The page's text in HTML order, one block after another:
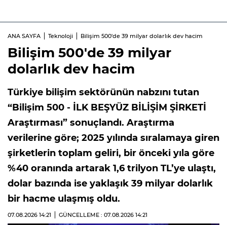
ANA SAYFA Teknoloji Bilişim 500'de 39 milyar dolarlık dev hacim
Bilişim 500'de 39 milyar
dolarlık dev hacim
Türkiye bilişim sektörünün nabzını tutan
“Bilişim 500 - İLK BEŞYÜZ BİLİŞİM ŞİRKETİ
Araştırması” sonuçlandı. Araştırma
verilerine göre; 2025 yılında sıralamaya giren
şirketlerin toplam geliri, bir önceki yıla göre
%40 oranında artarak 1,6 trilyon TL’ye ulaştı,
dolar bazında ise yaklaşık 39 milyar dolarlık
bir hacme ulaşmış oldu.
07.08.2026 14:21 GÜNCELLEME : 07.08.2026 14:21